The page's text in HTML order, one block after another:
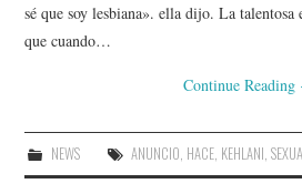
sé que soy lesbiana». ella dijo. La
que cuando…
Continue Reading
NEWS ANUNCIO, HACE, KEHLANI,